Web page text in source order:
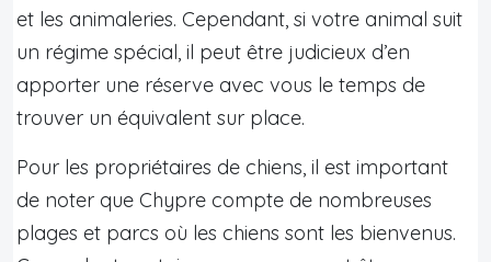
et les animaleries. Cependant, si votre animal suit
un régime spécial, il peut être judicieux d’en
apporter une réserve avec vous le temps de
trouver un équivalent sur place.
Pour les propriétaires de chiens, il est important
de noter que Chypre compte de nombreuses
plages et parcs où les chiens sont les bienvenus.